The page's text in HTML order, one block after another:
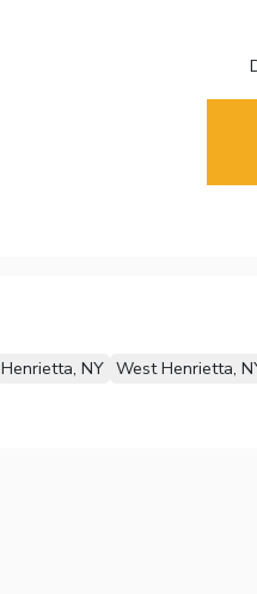
Henrietta, NY West Henrietta,